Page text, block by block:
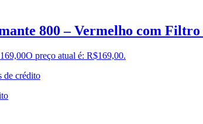
800 – Vermelho com Filtro
169,00O preço atual é: R$169,00.
de crédito